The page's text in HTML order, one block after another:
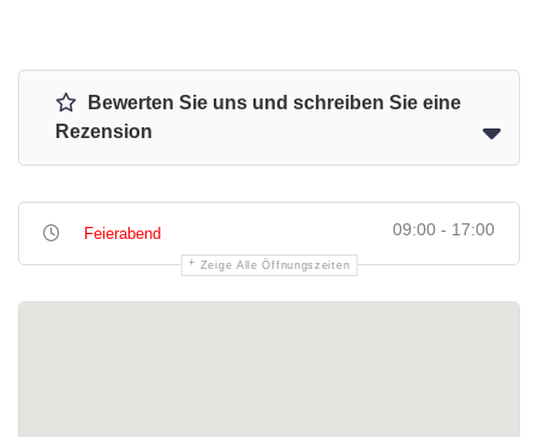
Bewerten Sie uns und schreiben Sie eine
Rezension
Feierabend 09:00 - 17:00
Zeige Alle Öffnungszeiten